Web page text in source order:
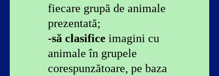
fiecare grupă de animale
prezentată;
-să clasifice imagini cu
animale în grupele
corespunzătoare, pe baza